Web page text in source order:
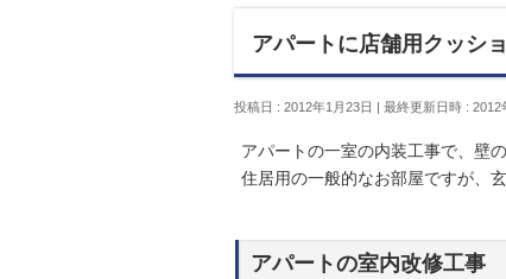
アパートに店舗用クッシ
投稿日 : 2012年1月23日 最終更新日時 : 2012
アパートの一室の内装工事で、壁
住居用の一般的なお部屋ですが、
アパートの室内改修工事